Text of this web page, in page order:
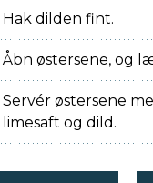
Hak dilden fint.
Åbn østersene, og
Servér østersene
limesaft og dild.